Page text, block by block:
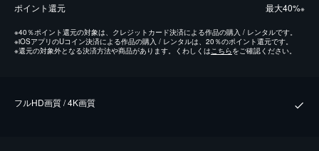
ポイント還元 最⼤40%※
※40％ポイント還元の対象は、クレジットカード決済による作品の購入 / レンタルです。
※iOSアプリのUコイン決済による作品の購入 / レンタルは、20％のポイント還元です。
※還元の対象外となる決済方法や商品があります。くわしくは こちらをご確認ください。
フルHD画質 / 4K画質